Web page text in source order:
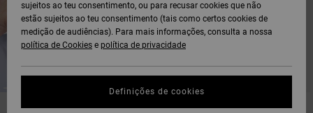
sujeitos ao teu consentimento, ou para recusar cookies que não
estão sujeitos ao teu consentimento (tais como certos cookies de
medição de audiências). Para mais informações, consulta a nossa
política de Cookies e política de privacidade
Definições de cookies